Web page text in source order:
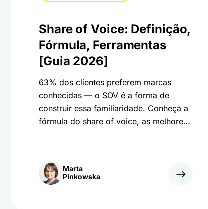
Share of Voice: Definição,
Fórmula, Ferramentas
[Guia 2026]
63% dos clientes preferem marcas
conhecidas — o SOV é a forma de
construir essa familiaridade. Conheça a
fórmula do share of voice, as melhores
Marta
Pinkowska